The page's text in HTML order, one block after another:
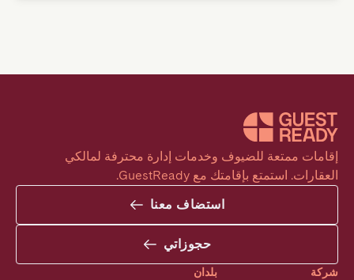
العقارات. استمتع بإقامتك مع GuestReady.
استضاف معنا
حجوزاتي
شركة بلدان